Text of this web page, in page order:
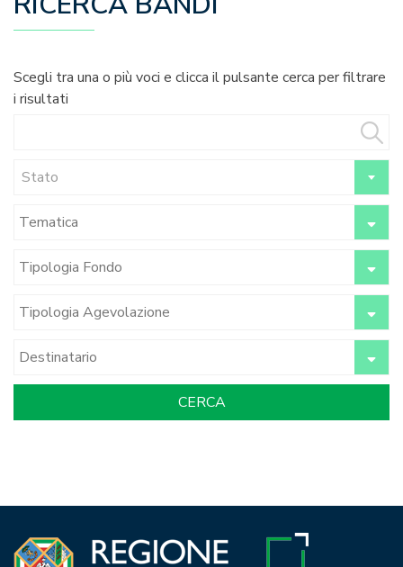
Scegli tra una o più voci e clicca il pulsante cerca per filtrare
i risultati
Stato